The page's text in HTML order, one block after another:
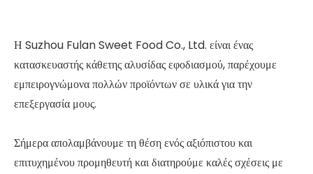
Η Suzhou Fulan Sweet Food Co., Ltd. είναι ένας
κατασκευαστής κάθετης αλυσίδας εφοδιασμού, παρέχουμε
εμπειρογνώμονα πολλών προϊόντων σε υλικά για την
επεξεργασία μους.
Σήμερα απολαμβάνουμε τη θέση ενός αξιόπιστου και
επιτυχημένου προμηθευτή και διατηρούμε καλές σχέσεις με